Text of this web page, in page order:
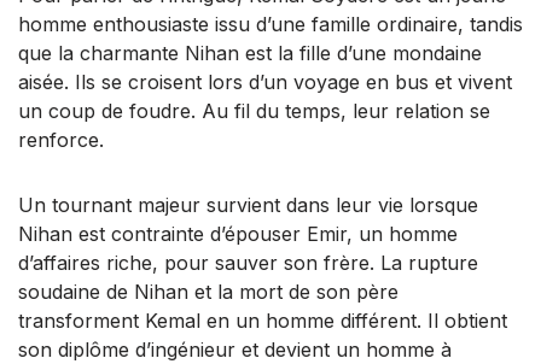
homme enthousiaste issu d’une famille ordinaire, tandis
que la charmante Nihan est la fille d’une mondaine
aisée. Ils se croisent lors d’un voyage en bus et vivent
un coup de foudre. Au fil du temps, leur relation se
renforce.
Un tournant majeur survient dans leur vie lorsque
Nihan est contrainte d’épouser Emir, un homme
d’affaires riche, pour sauver son frère. La rupture
soudaine de Nihan et la mort de son père
transforment Kemal en un homme différent. Il obtient
son diplôme d’ingénieur et devient un homme à